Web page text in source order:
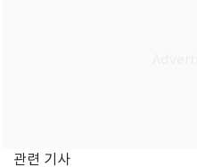
관련 기사